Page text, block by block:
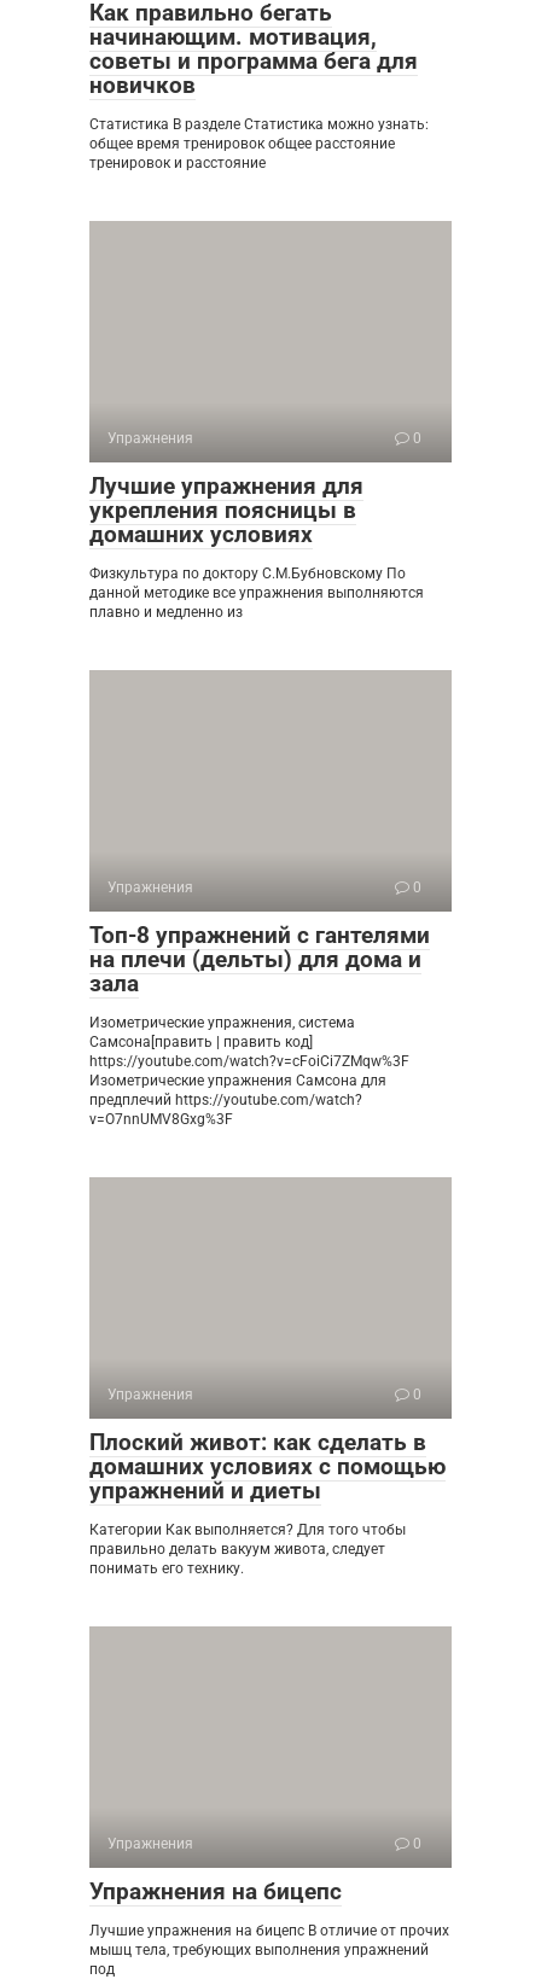
Как правильно бегать
начинающим. мотивация,
советы и программа бега для
новичков
Статистика В разделе Статистика можно узнать:
общее время тренировок общее расстояние
тренировок и расстояние
Упражнения 0
Лучшие упражнения для
укрепления поясницы в
домашних условиях
Физкультура по доктору С.М.Бубновскому По
данной методике все упражнения выполняются
плавно и медленно из
Упражнения 0
Топ-8 упражнений с гантелями
на плечи (дельты) для дома и
зала
Изометрические упражнения, система
Самсона[править | править код]
https://youtube.com/watch?v=cFoiCi7ZMqw%3F
Изометрические упражнения Самсона для
предплечий https://youtube.com/watch?
v=O7nnUMV8Gxg%3F
Упражнения 0
Плоский живот: как сделать в
домашних условиях с помощью
упражнений и диеты
Категории Как выполняется? Для того чтобы
правильно делать вакуум живота, следует
понимать его технику.
Упражнения 0
Упражнения на бицепс
Лучшие упражнения на бицепс В отличие от прочих
мышц тела, требующих выполнения упражнений
под